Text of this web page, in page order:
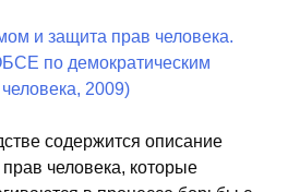
содержится описание
человека, которые